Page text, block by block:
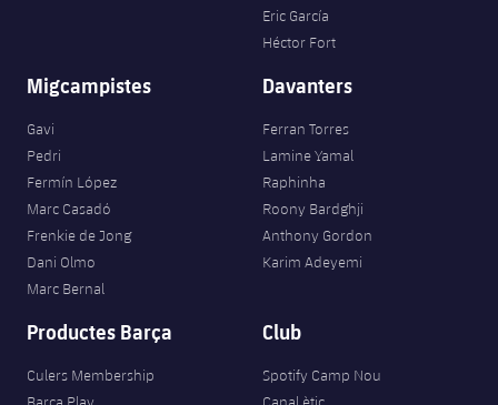
Eric García
Héctor Fort
Migcampistes
Gavi
Pedri
Fermín López
Marc Casadó
Frenkie de Jong
Dani Olmo
Marc Bernal
Davanters
Ferran Torres
Lamine Yamal
Raphinha
Roony Bardghji
Anthony Gordon
Karim Adeyemi
Productes Barça
Culers Membership
Club
Spotify Camp Nou